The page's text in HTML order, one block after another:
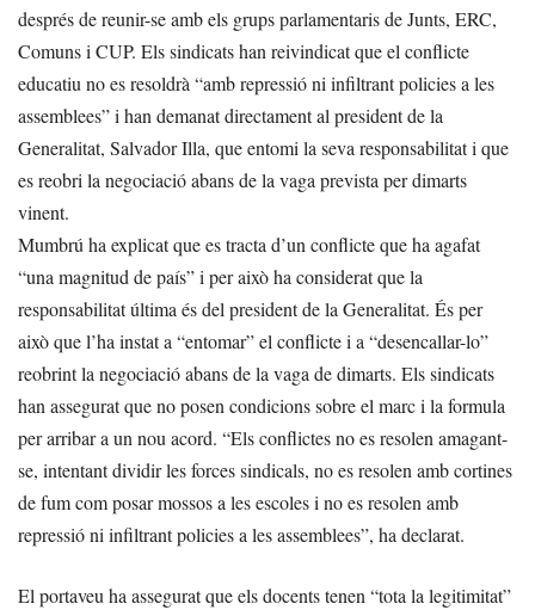
després de reunir-se amb els grups parlamentaris de Junts, ERC,
Comuns i CUP. Els sindicats han reivindicat que el conflicte
educatiu no es resoldrà “amb repressió ni infiltrant policies a les
assemblees” i han demanat directament al president de la
Generalitat, Salvador Illa, que entomi la seva responsabilitat i que
es reobri la negociació abans de la vaga prevista per dimarts
vinent.
Mumbrú ha explicat que es tracta d’un conflicte que ha agafat
“una magnitud de país” i per això ha considerat que la
responsabilitat última és del president de la Generalitat. És per
això que l’ha instat a “entomar” el conflicte i a “desencallar-lo”
reobrint la negociació abans de la vaga de dimarts. Els sindicats
han assegurat que no posen condicions sobre el marc i la formula
per arribar a un nou acord. “Els conflictes no es resolen amagant-
se, intentant dividir les forces sindicals, no es resolen amb cortines
de fum com posar mossos a les escoles i no es resolen amb
repressió ni infiltrant policies a les assemblees”, ha declarat.
El portaveu ha assegurat que els docents tenen “tota la legitimitat”